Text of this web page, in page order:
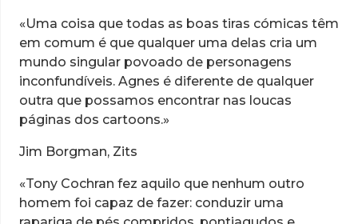
«Uma coisa que todas as boas tiras cómicas têm
em comum é que qualquer uma delas cria um
mundo singular povoado de personagens
inconfundíveis. Agnes é diferente de qualquer
outra que possamos encontrar nas loucas
páginas dos cartoons.»
Jim Borgman, Zits
«Tony Cochran fez aquilo que nenhum outro
homem foi capaz de fazer: conduzir uma